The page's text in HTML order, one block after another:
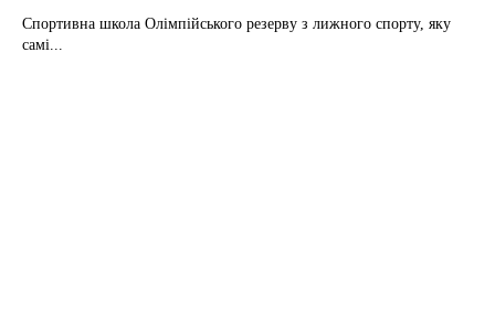
Спортивна школа Олімпійського резерву з лижного спорту, яку
самі...